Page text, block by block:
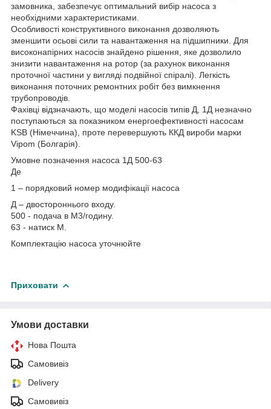
замовника, забезпечує оптимальний вибір насоса з
необхідними характеристиками.
Особливості конструктивного виконання дозволяють
зменшити осьові сили та навантаження на підшипники. Для
високонапірних насосів знайдено рішення, яке дозволило
знизити навантаження на ротор (за рахунок виконання
проточної частини у вигляді подвійної спіралі). Легкість
виконання поточних ремонтних робіт без вимкнення
трубопроводів.
Фахівці відзначають, що моделі насосів типів Д, 1Д незначно
поступаються за показником енергоефективності насосам
KSB (Німеччина), проте перевершують ККД вироби марки
Vipom (Болгарія).
Умовне позначення насоса 1Д 500-63
Де
1 – порядковий номер модифікації насоса
Д – двостороннього входу.
500 - подача в М3/годину.
63 - натиск М.
Комплектацію насоса уточнюйте
Приховати
Умови доставки
Нова Пошта
Самовивіз
Delivery
Самовивіз